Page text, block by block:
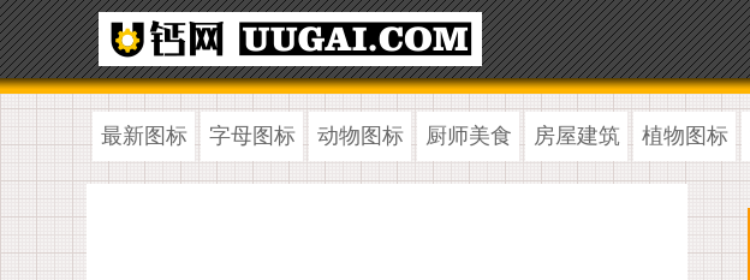
最新图标 字母图标 动物图标 厨师美食 房屋建筑 植物图标